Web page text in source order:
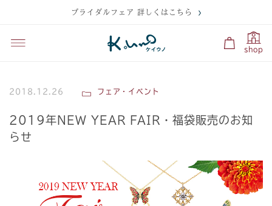
ブライダルフェア 詳しくはこちら
shop
2018.12.26 フェア・イベント
2019年NEW YEAR FAIR・福袋販売のお知
らせ